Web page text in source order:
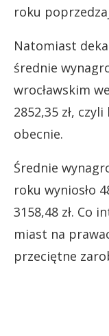
roku
Natomiast
średnie
wrocławskim
2852,35 zł,
obecnie.
Średnie
roku wyniosło
3158,48 zł. Co
miast na
przeciętne